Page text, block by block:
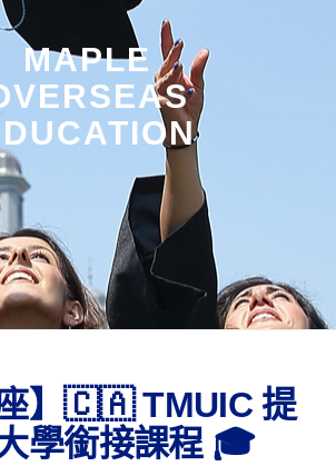
MAPLE
座】🇨🇦 TMUIC 提
學銜接課程 🎓